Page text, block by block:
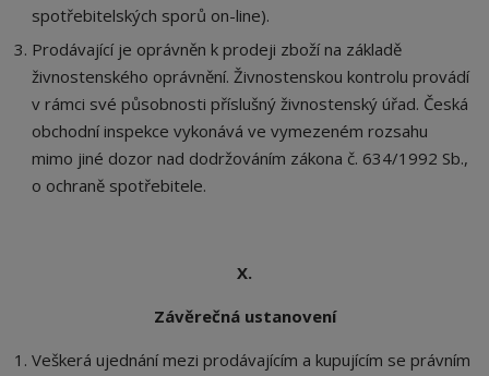
spotřebitelských sporů on-line).
Prodávající je oprávněn k prodeji zboží na základě
živnostenského oprávnění. Živnostenskou kontrolu provádí
v rámci své působnosti příslušný živnostenský úřad. Česká
obchodní inspekce vykonává ve vymezeném rozsahu
mimo jiné dozor nad dodržováním zákona č. 634/1992 Sb.,
o ochraně spotřebitele.
X.
Závěrečná ustanovení
Veškerá ujednání mezi prodávajícím a kupujícím se právním